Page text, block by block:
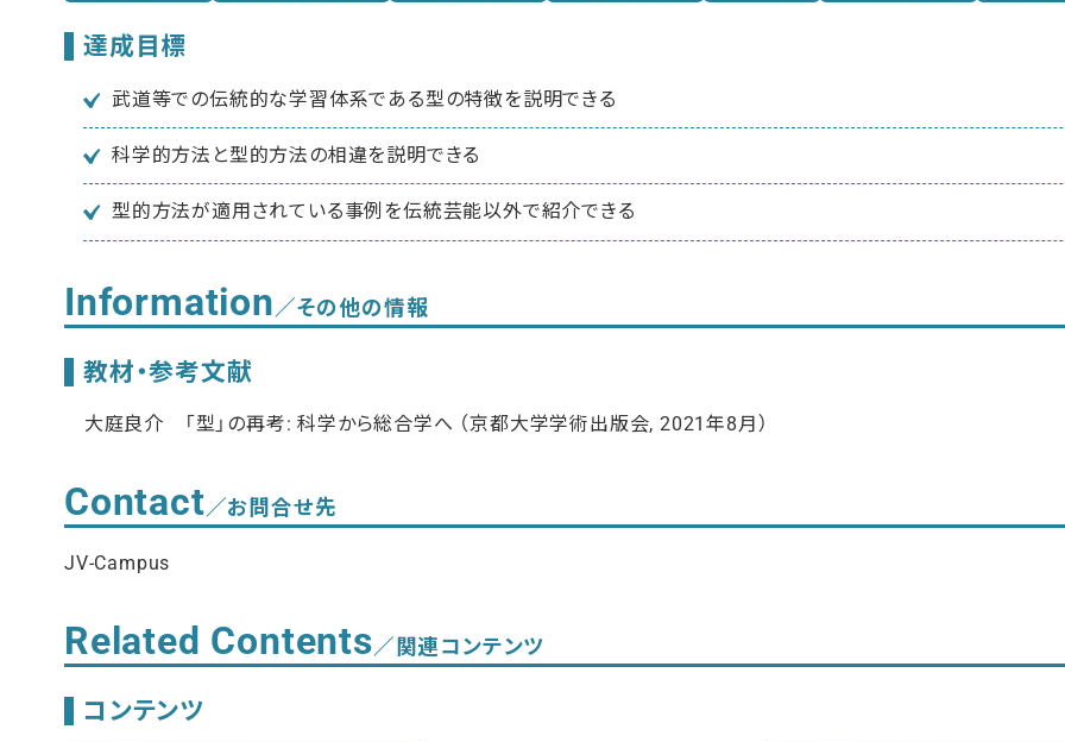
達成目標
武道等での伝統的な学習体系である型の特徴を説明できる
科学的方法と型的方法の相違を説明できる
型的方法が適用されている事例を伝統芸能以外で紹介できる
Information ／その他の情報
教材・参考文献
大庭良介 「型」の再考: 科学から総合学へ （京都大学学術出版会, 2021年8月）
Contact／お問合せ先
JV-Campus
Related Contents／関連コンテンツ
コンテンツ